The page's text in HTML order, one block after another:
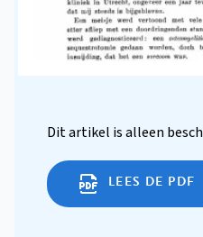
Dit artikel is alleen
LEES DE PDF